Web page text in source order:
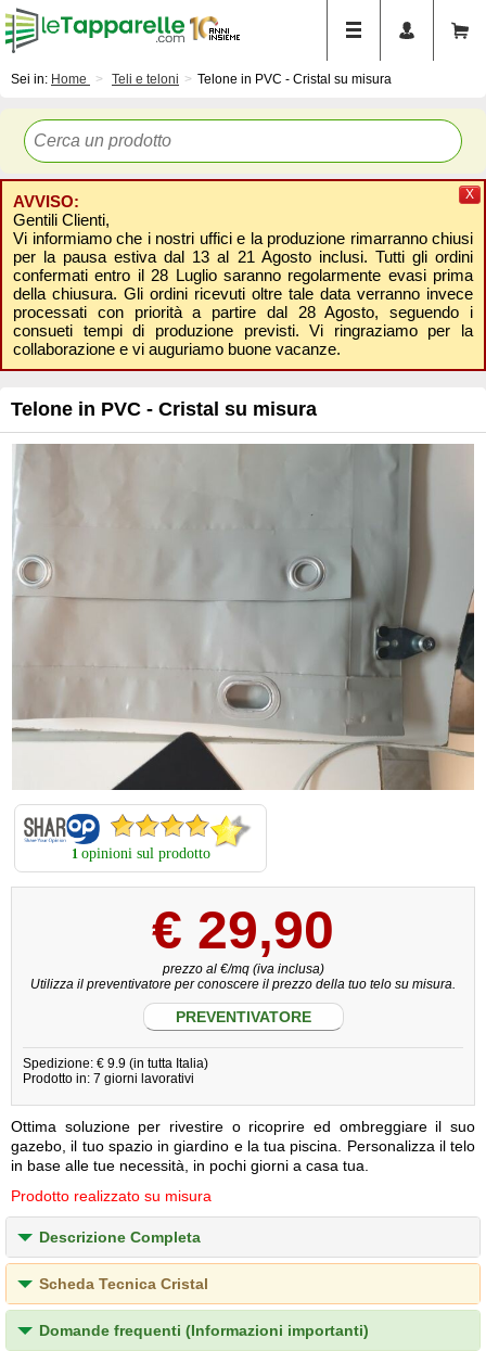
Sei in: Home Teli e teloni Telone in PVC - Cristal su misura
AVVISO:
Gentili Clienti,
Vi informiamo che i nostri uffici e la produzione rimarranno chiusi
per la pausa estiva dal 13 al 21 Agosto inclusi. Tutti gli ordini
confermati entro il 28 Luglio saranno regolarmente evasi prima
della chiusura. Gli ordini ricevuti oltre tale data verranno invece
processati con priorità a partire dal 28 Agosto, seguendo i
consueti tempi di produzione previsti. Vi ringraziamo per la
collaborazione e vi auguriamo buone vacanze.
X
Telone in PVC - Cristal su misura
1 opinioni sul prodotto
€ 29,90
prezzo al €/mq (iva inclusa)
Utilizza il preventivatore per conoscere il prezzo della tuo telo su misura.
PREVENTIVATORE
Spedizione: € 9.9 (in tutta Italia)
Prodotto in: 7 giorni lavorativi
Ottima soluzione per rivestire o ricoprire ed ombreggiare il suo
gazebo, il tuo spazio in giardino e la tua piscina. Personalizza il telo
in base alle tue necessità, in pochi giorni a casa tua.
Prodotto realizzato su misura
Descrizione Completa
Scheda Tecnica Cristal
Domande frequenti (Informazioni importanti)